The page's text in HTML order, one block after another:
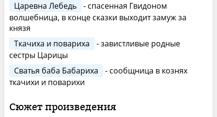
Царевна Лебедь
- спасенная Гвидоном
волшебница, в конце сказки выходит замуж за
князя
Ткачиха и повариха
- завистливые родные
сестры Царицы
Сватья баба Бабариха
- сообщница в кознях
ткачихи и поварихи
Сюжет произведения